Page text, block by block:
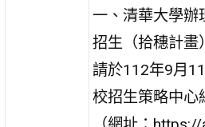
一、清華大學辦
招生（拾穗計畫
請於112年9月
校招生策略中心